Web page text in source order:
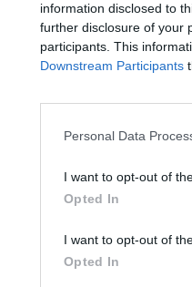
information disclosed to
further disclosure of your
participants. This
Downstream Participants
Personal Data
I want to opt-out of
Opted In
I want to opt-out of
Opted In
Bonus Malus